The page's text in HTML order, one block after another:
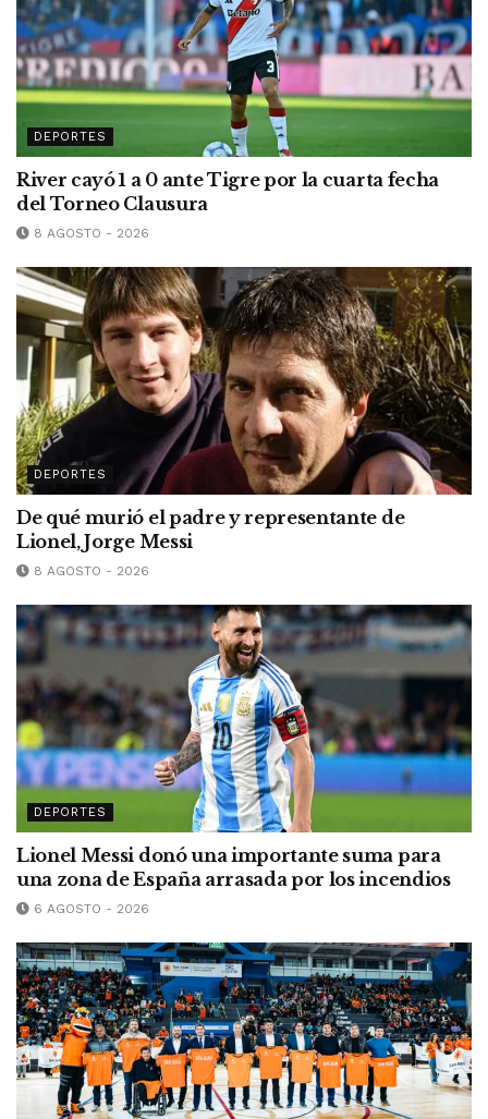
DEPORTES
River cayó 1 a 0 ante Tigre por la cuarta fecha
del Torneo Clausura
8 AGOSTO - 2026
DEPORTES
De qué murió el padre y representante de
Lionel, Jorge Messi
8 AGOSTO - 2026
DEPORTES
Lionel Messi donó una importante suma para
una zona de España arrasada por los incendios
6 AGOSTO - 2026